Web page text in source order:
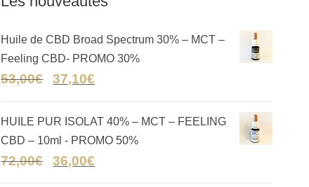
Huile de CBD Broad Spectrum 30% – MCT –
Feeling CBD- PROMO 30%
53,00€ 37,10€
HUILE PUR ISOLAT 40% – MCT – FEELING
CBD – 10ml - PROMO 50%
72,00€ 36,00€